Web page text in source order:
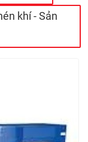
khí - Sản